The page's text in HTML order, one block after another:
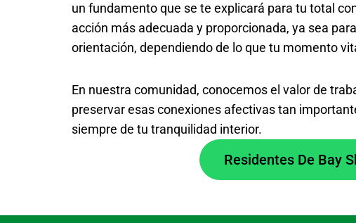
un fundamento que se te explicará para tu total
acción más adecuada y proporcionada, ya sea
orientación, dependiendo de lo que tu momento
En nuestra comunidad, conocemos el valor de
preservar esas conexiones afectivas tan
siempre de tu tranquilidad interior.
Residentes De Bay